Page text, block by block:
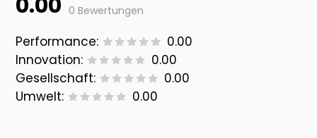
0 Bewertungen
Performance:
0.00
Innovation:
0.00
Gesellschaft:
0.00
Umwelt:
0.00